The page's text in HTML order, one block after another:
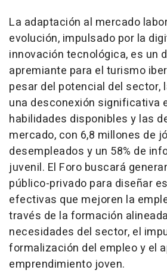
La adaptación al mercado
evolución, impulsado por la
innovación tecnológica, es un
apremiante para el turismo
pesar del potencial del sector,
una desconexión significativa
habilidades disponibles y las
mercado, con 6,8 millones de
desempleados y un 58% de
juvenil. El Foro buscará
público-privado para diseñar
efectivas que mejoren la
través de la formación
necesidades del sector, el
formalización del empleo y el
emprendimiento joven.